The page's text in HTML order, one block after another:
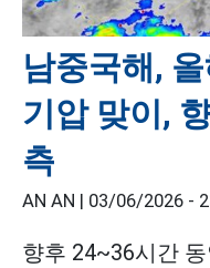
남중국해,
기압 맞이,
측
AN AN | 03/06/2026 -
향후 24~36시간